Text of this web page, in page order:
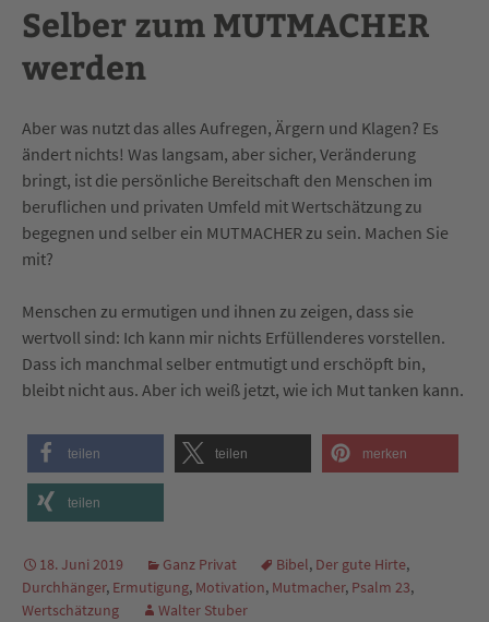
Selber zum MUTMACHER
werden
Aber was nutzt das alles Aufregen, Ärgern und Klagen? Es
ändert nichts! Was langsam, aber sicher, Veränderung
bringt, ist die persönliche Bereitschaft den Menschen im
beruflichen und privaten Umfeld mit Wertschätzung zu
begegnen und selber ein MUTMACHER zu sein. Machen Sie
mit?
Menschen zu ermutigen und ihnen zu zeigen, dass sie
wertvoll sind: Ich kann mir nichts Erfüllenderes vorstellen.
Dass ich manchmal selber entmutigt und erschöpft bin,
bleibt nicht aus. Aber ich weiß jetzt, wie ich Mut tanken kann.
teilen teilen merken
teilen
18. Juni 2019 Ganz Privat Bibel, Der gute Hirte,
Durchhänger, Ermutigung, Motivation, Mutmacher, Psalm 23,
Wertschätzung
Walter Stuber